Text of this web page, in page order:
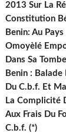
2013 Sur La
Constitution
Benin: Au
Omoyèlé
Dans Sa
Benin :
Du C.b.f. Et
La Complicité
Aux Frais Du
C.b.f. (*)